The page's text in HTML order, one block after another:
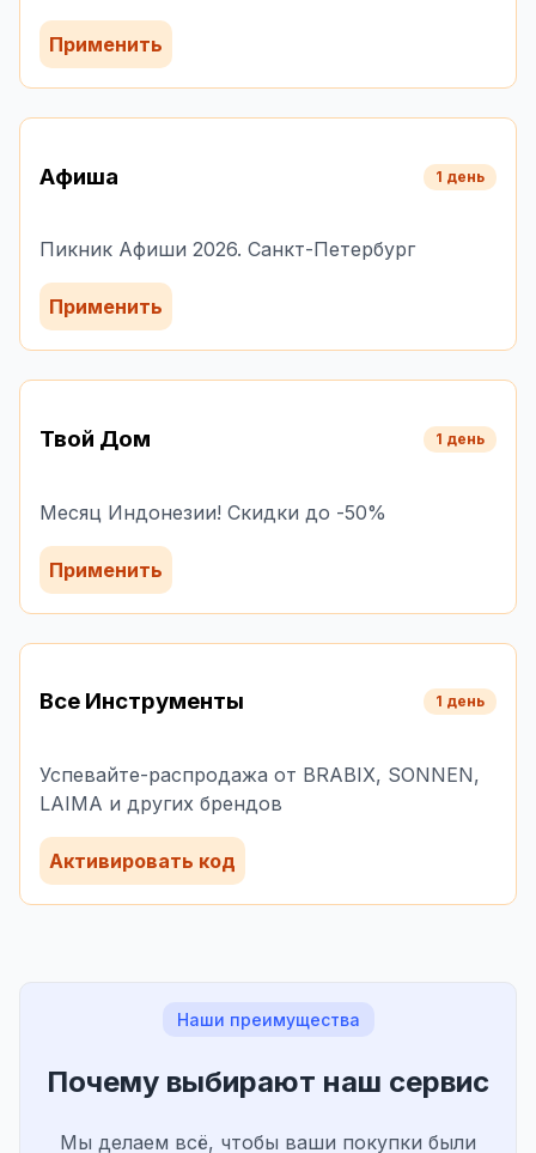
Применить
Афиша 1 день
Пикник Афиши 2026. Санкт-Петербург
Применить
Твой Дом 1 день
Месяц Индонезии! Скидки до -50%
Применить
Все Инструменты 1 день
Успевайте-распродажа от BRABIX, SONNEN,
LAIMA и других брендов
Активировать код
Наши преимущества
Почему выбирают наш сервис
Мы делаем всё, чтобы ваши покупки были